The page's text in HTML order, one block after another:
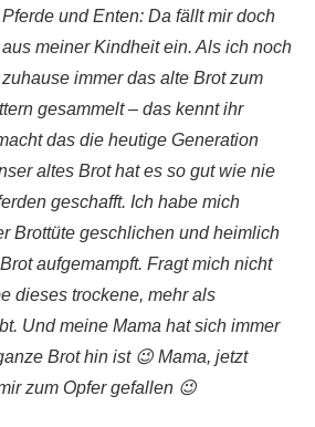
und Enten: Da fällt mir doch
meiner Kindheit ein. Als ich noch
immer das alte Brot zum
gesammelt – das kennt ihr
das die heutige Generation
altes Brot hat es so gut wie nie
geschafft. Ich habe mich
Brottüte geschlichen und heimlich
aufgemampft. Fragt mich nicht
dieses trockene, mehr als
Und meine Mama hat sich immer
Brot hin ist 😉 Mama, jetzt
zum Opfer gefallen 😉